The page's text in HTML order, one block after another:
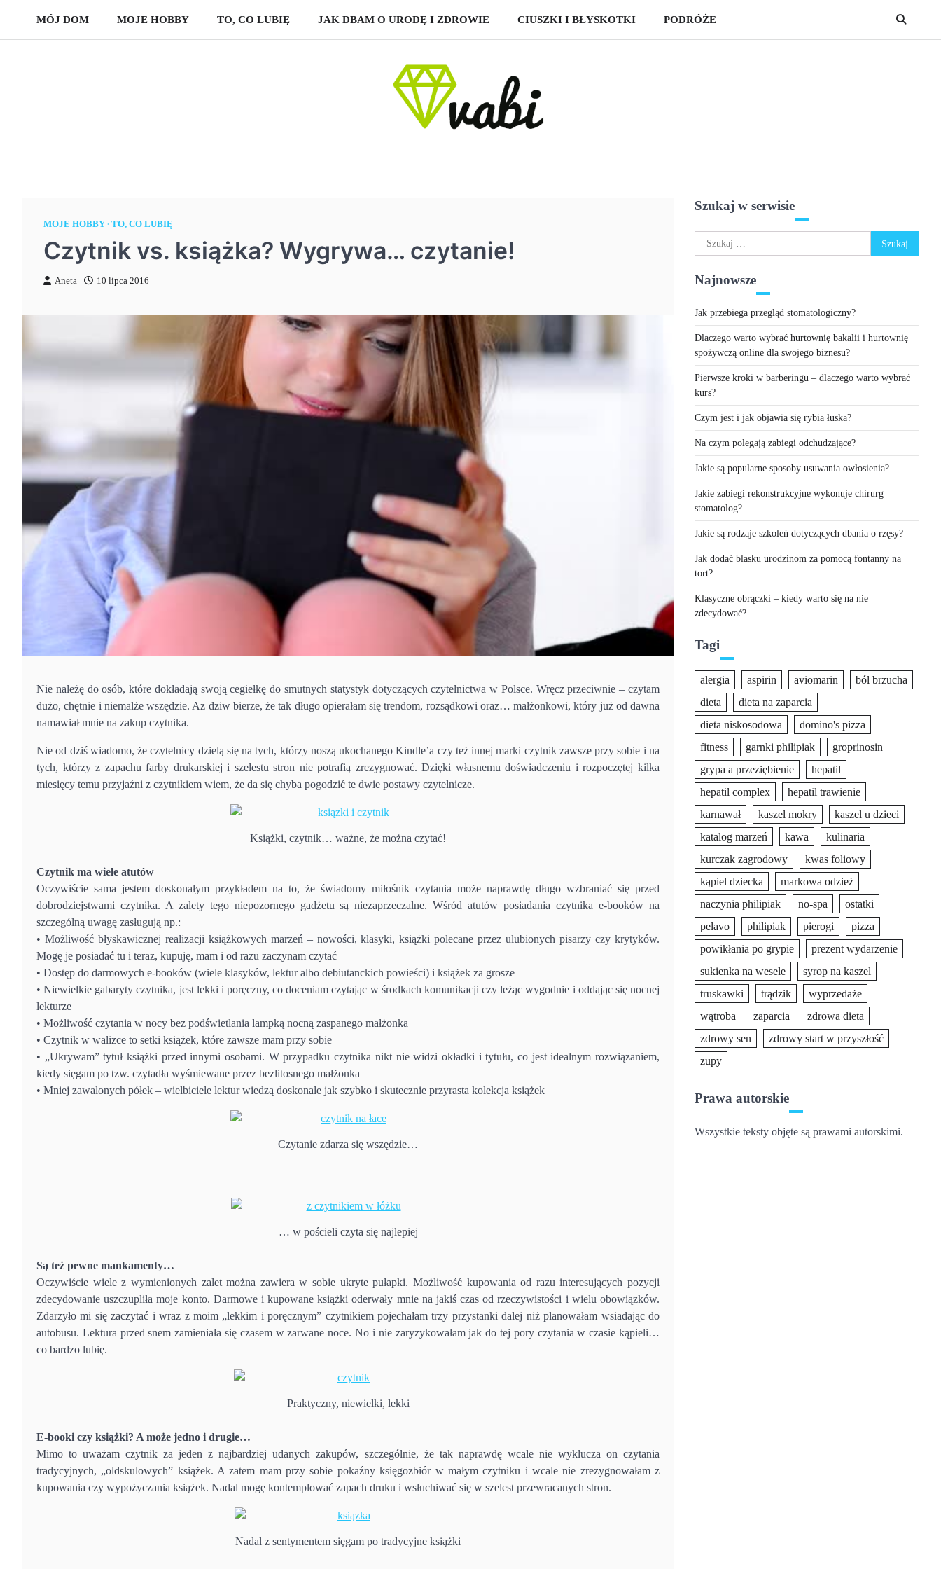
content
MÓJ DOM MOJE HOBBY TO, CO LUBIĘ JAK DBAM O URODĘ I ZDROWIE CIUSZKI I BŁYSKOTKI PODRÓŻE
MOJE HOBBY TO, CO LUBIĘ
Czytnik vs. książka? Wygrywa… czytanie!
Aneta 10 lipca 2016
Nie należę do osób, które dokładają swoją cegiełkę do smutnych statystyk dotyczących czytelnictwa w Polsce. Wręcz przeciwnie – czytam
dużo, chętnie i niemalże wszędzie. Az dziw bierze, że tak długo opierałam się trendom, rozsądkowi oraz… małżonkowi, który już od dawna
namawiał mnie na zakup czytnika.
Nie od dziś wiadomo, że czytelnicy dzielą się na tych, którzy noszą ukochanego Kindle’a czy też innej marki czytnik zawsze przy sobie i na
tych, którzy z zapachu farby drukarskiej i szelestu stron nie potrafią zrezygnować. Dzięki własnemu doświadczeniu i rozpoczętej kilka
miesięcy temu przyjaźni z czytnikiem wiem, że da się chyba pogodzić te dwie postawy czytelnicze.
Książki, czytnik… ważne, że można czytać!
Czytnik ma wiele atutów
Oczywiście sama jestem doskonałym przykładem na to, że świadomy miłośnik czytania może naprawdę długo wzbraniać się przed
dobrodziejstwami czytnika. A zalety tego niepozornego gadżetu są niezaprzeczalne. Wśród atutów posiadania czytnika e-booków na
szczególną uwagę zasługują np.:
• Możliwość błyskawicznej realizacji książkowych marzeń – nowości, klasyki, książki polecane przez ulubionych pisarzy czy krytyków.
Mogę je posiadać tu i teraz, kupuję, mam i od razu zaczynam czytać
• Dostęp do darmowych e-booków (wiele klasyków, lektur albo debiutanckich powieści) i książek za grosze
• Niewielkie gabaryty czytnika, jest lekki i poręczny, co doceniam czytając w środkach komunikacji czy leżąc wygodnie i oddając się nocnej
lekturze
• Możliwość czytania w nocy bez podświetlania lampką nocną zaspanego małżonka
• Czytnik w walizce to setki książek, które zawsze mam przy sobie
• „Ukrywam” tytuł książki przed innymi osobami. W przypadku czytnika nikt nie widzi okładki i tytułu, co jest idealnym rozwiązaniem,
kiedy sięgam po tzw. czytadła wyśmiewane przez bezlitosnego małżonka
• Mniej zawalonych półek – wielbiciele lektur wiedzą doskonale jak szybko i skutecznie przyrasta kolekcja książek
Czytanie zdarza się wszędzie…
… w pościeli czyta się najlepiej
Są też pewne mankamenty…
Oczywiście wiele z wymienionych zalet można zawiera w sobie ukryte pułapki. Możliwość kupowania od razu interesujących pozycji
zdecydowanie uszczupliła moje konto. Darmowe i kupowane książki oderwały mnie na jakiś czas od rzeczywistości i wielu obowiązków.
Zdarzyło mi się zaczytać i wraz z moim „lekkim i poręcznym” czytnikiem pojechałam trzy przystanki dalej niż planowałam wsiadając do
autobusu. Lektura przed snem zamieniała się czasem w zarwane noce. No i nie zaryzykowałam jak do tej pory czytania w czasie kąpieli…
co bardzo lubię.
Praktyczny, niewielki, lekki
E-booki czy książki? A może jedno i drugie…
Mimo to uważam czytnik za jeden z najbardziej udanych zakupów, szczególnie, że tak naprawdę wcale nie wyklucza on czytania
tradycyjnych, „oldskulowych” książek. A zatem mam przy sobie pokaźny księgozbiór w małym czytniku i wcale nie zrezygnowałam z
kupowania czy wypożyczania książek. Nadal mogę kontemplować zapach druku i wsłuchiwać się w szelest przewracanych stron.
Nadal z sentymentem sięgam po tradycyjne książki
Szukaj w serwisie
Szukaj:
Najnowsze
Jak przebiega przegląd stomatologiczny?
Dlaczego warto wybrać hurtownię bakalii i hurtownię
spożywczą online dla swojego biznesu?
Pierwsze kroki w barberingu – dlaczego warto wybrać
kurs?
Czym jest i jak objawia się rybia łuska?
Na czym polegają zabiegi odchudzające?
Jakie są popularne sposoby usuwania owłosienia?
Jakie zabiegi rekonstrukcyjne wykonuje chirurg
stomatolog?
Jakie są rodzaje szkoleń dotyczących dbania o rzęsy?
Jak dodać blasku urodzinom za pomocą fontanny na
tort?
Klasyczne obrączki – kiedy warto się na nie
zdecydować?
Tagi
alergia aspirin aviomarin
ból brzucha
dieta
dieta na zaparcia
dieta niskosodowa
domino's pizza
fitness
garnki philipiak
groprinosin
grypa a przeziębienie
hepatil
hepatil complex
hepatil trawienie
karnawał
kaszel mokry
kaszel u dzieci
katalog marzeń
kawa
kulinaria
kurczak zagrodowy
kwas foliowy
kąpiel dziecka
markowa odzież
naczynia philipiak
no-spa
ostatki
pelavo
philipiak pierogi
pizza
powikłania po grypie
prezent wydarzenie
sukienka na wesele
syrop na kaszel
truskawki
trądzik
wyprzedaże
wątroba
zaparcia
zdrowa dieta
zdrowy sen
zdrowy start w przyszłość
zupy
Prawa autorskie
Wszystkie teksty objęte są prawami autorskimi.